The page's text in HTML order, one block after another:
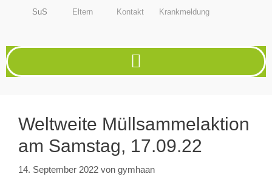
SuS Eltern Kontakt Krankmeldung
Weltweite Müllsammelaktion
am Samstag, 17.09.22
14. September 2022 von gymhaan